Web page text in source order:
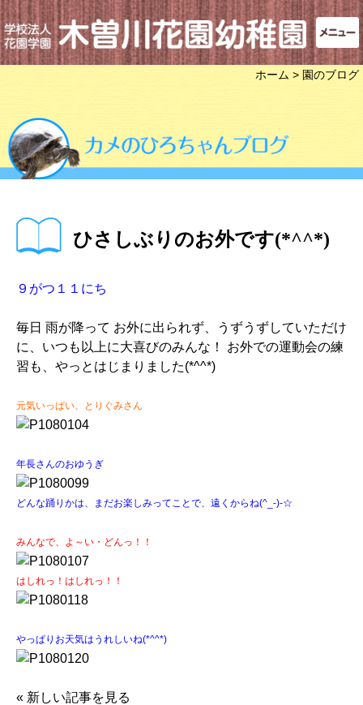
ホーム > 園のブログ
ひさしぶりのお外です(*^^*)
９がつ１１にち
毎日 雨が降って お外に出られず、うずうずしていただけ
に、いつも以上に大喜びのみんな！ お外での運動会の練
習も、やっとはじまりました(*^^*)
元気いっぱい、とりぐみさん
年長さんのおゆうぎ
どんな踊りかは、まだお楽しみってことで、遠くからね(^_-)-☆
みんなで、よ～い・どんっ！！
はしれっ！はしれっ！！
やっぱりお天気はうれしいね(*^^*)
« 新しい記事を見る